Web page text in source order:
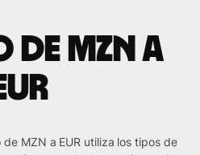
MZN a
MZN a EUR utiliza los tipos de